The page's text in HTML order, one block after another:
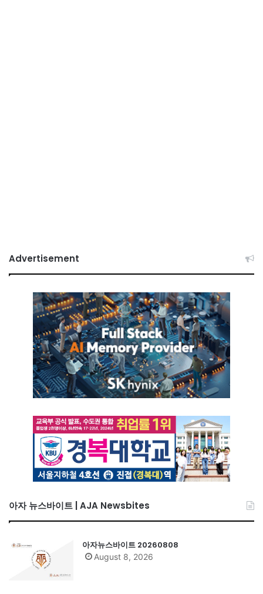
Advertisement
아자 뉴스바이트 | AJA Newsbites
아자뉴스바이트 20260808
August 8, 2026